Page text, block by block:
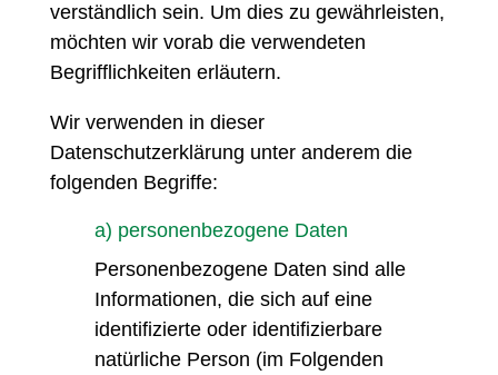
verständlich sein. Um dies zu gewährleisten,
möchten wir vorab die verwendeten
Begrifflichkeiten erläutern.
Wir verwenden in dieser
Datenschutzerklärung unter anderem die
folgenden Begriffe:
a) personenbezogene Daten
Personenbezogene Daten sind alle
Informationen, die sich auf eine
identifizierte oder identifizierbare
natürliche Person (im Folgenden